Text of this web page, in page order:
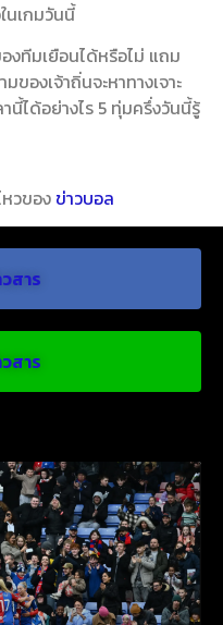
นเกมวันนี้
งทีมเยือนได้หรือไม่ แถม
องเจ้าถิ่นจะหาทางเจาะ
ได้อย่างไร 5 ทุ่มครึ่งวันนี้รู้
วของ ข่าวบอล
สาร
สาร